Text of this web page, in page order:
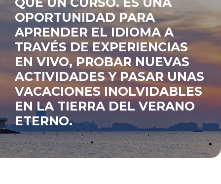
OPORTUNIDAD PARA
APRENDER EL IDIOMA A
TRAVÉS DE EXPERIENCIAS
EN VIVO, PROBAR NUEVAS
ACTIVIDADES Y PASAR UNAS
VACACIONES INOLVIDABLES
EN LA TIERRA DEL VERANO
ETERNO.